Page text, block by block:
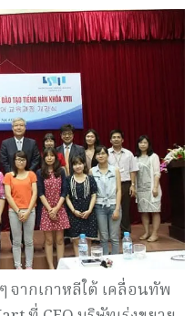
ากเกาหลีใต้ เคลื่อนทัพ